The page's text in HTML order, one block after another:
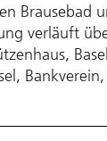
Brausebad
verläuft
Bankverein,